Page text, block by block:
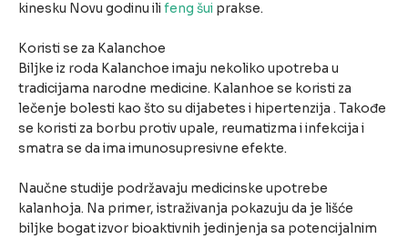
kinesku Novu godinu ilifeng šui prakse.
Koristi se za Kalanchoe
Biljke iz roda Kalanchoe imaju nekoliko upotreba u
tradicijama narodne medicine. Kalanhoe se koristi za
lečenje bolesti kao što su dijabetes i hipertenzija . Takođe
se koristi za borbu protiv upale, reumatizma i infekcija i
smatra se da ima imunosupresivne efekte.
Naučne studije podržavaju medicinske upotrebe
kalanhoja. Na primer, istraživanja pokazuju da je lišće
biljke bogat izvor bioaktivnih jedinjenja sa potencijalnim